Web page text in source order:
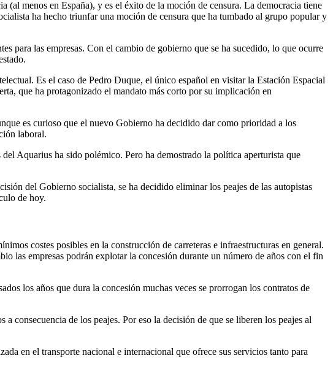
(al menos en España), y es el éxito de la moción de censura. La democracia tiene
ha hecho triunfar una moción de censura que ha tumbado al grupo popular y
para las empresas. Con el cambio de gobierno que se ha sucedido, lo que ocurre
Es el caso de Pedro Duque, el único español en visitar la Estación Espacial
que ha protagonizado el mandato más corto por su implicación en
es curioso que el nuevo Gobierno ha decidido dar como prioridad a los
laboral.
Aquarius ha sido polémico. Pero ha demostrado la política aperturista que
del Gobierno socialista, se ha decidido eliminar los peajes de las autopistas
de hoy.
costes posibles en la construcción de carreteras e infraestructuras en general.
las empresas podrán explotar la concesión durante un número de años con el fin
los años que dura la concesión muchas veces se prorrogan los contratos de
consecuencia de los peajes. Por eso la decisión de que se liberen los peajes al
en el transporte nacional e internacional que ofrece sus servicios tanto para